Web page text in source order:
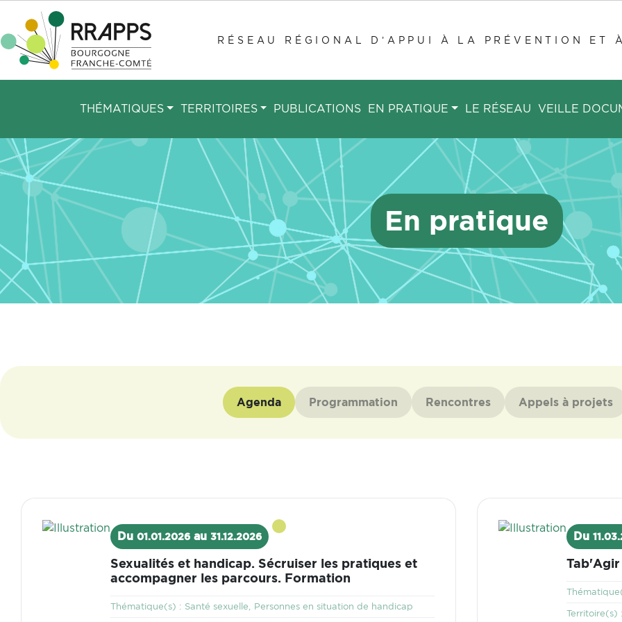
contenu
principal
RÉSEAU RÉGIONAL D’APPUI À LA PRÉVENTION ET
THÉMATIQUES TERRITOIRES PUBLICATIONS EN PRATIQUE LE RÉSEAU VEILLE
En pratique
Agenda Programmation Rencontres Appels à projets
Visuel
Du 01.01.2026 au 31.12.2026
Sexualités et handicap. Sécruiser les pratiques et
accompagner les parcours. Formation
Thématique(s) : Thématique
Santé sexuelle Personnes en situation de handicap
Visuel
Du
Territoire(s) :